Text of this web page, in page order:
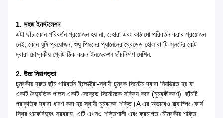
1. সহজ ইনস্টলেশন
এটা ছাঁচ কোন পরিবর্তন প্রয়োজন হয় না, চেহারা এবং কাঠামো পরিবর্তন করার প্রয়োজন
নেই, কোন ঘুষি প্রয়োজন, শুধু পিছনের প্যানেলের থ্রেডেড হোল বা টি-স্লটের বোল্ট
দ্বারা চৌম্বকীয় প্লেট ঠিক করুনইনজেকশন ছাঁচনির্মাণ মেশিন.
2. উচ্চ নিরাপত্তা
চুম্বকীয় দ্রুত ছাঁচ পরিবর্তন ইলেক্ট্রো-স্থায়ী চুম্বক সিস্টেম দ্বারা নিয়ন্ত্রিত হয় যা
একটিবৈদ্যুতিক পালস একটি সেকেন্ডে সিস্টেমকে সক্রিয় করে (চুম্বকীকরণ): ছাঁচটি
প্রাকৃতিক দ্বারা ধারণ করা হয়স্থায়ী চুম্বকের শক্তি।A এর অভাবেও ক্ল্যাম্পিং ফোর্স
স্থির থাকেবিদ্যুৎ সরবরাহ, এটি এখনও শক্তিশালী এবং ক্রমাগত চৌম্বকীয় শক্তি